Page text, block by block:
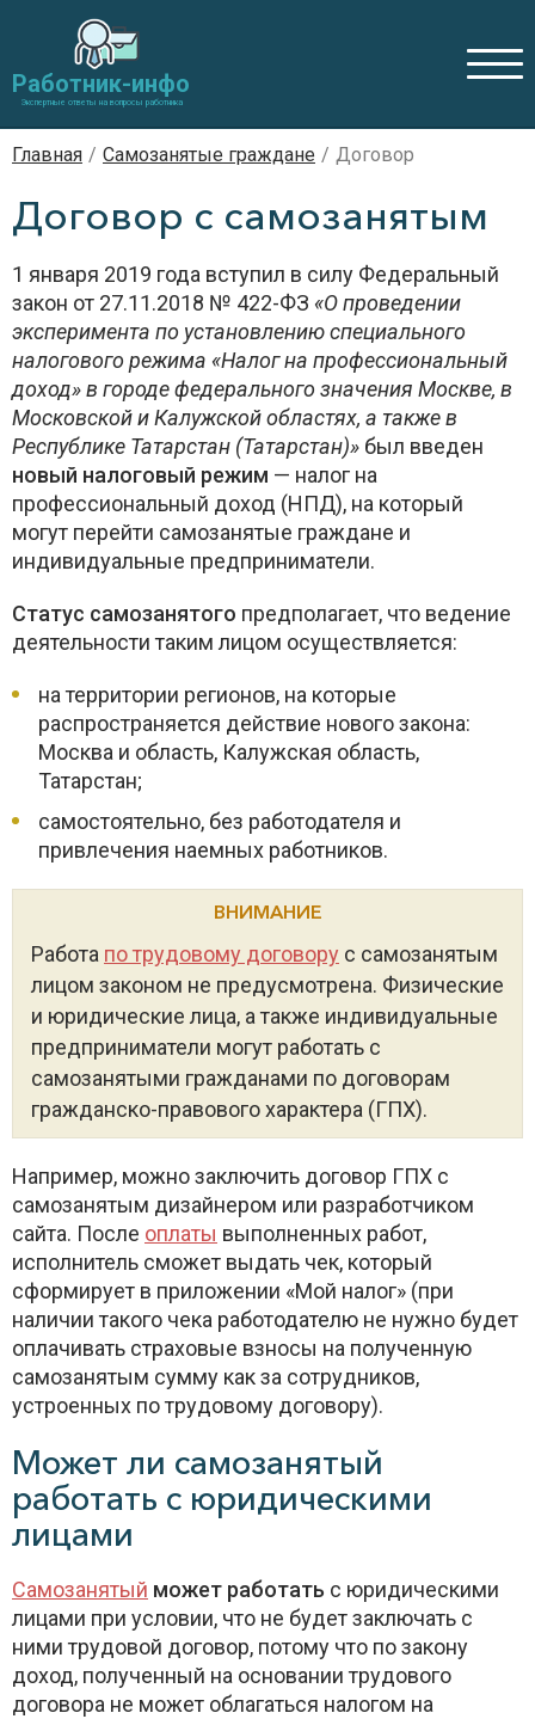
Работник-инфо
Экспертные ответы на вопросы работника
Главная / Самозанятые граждане / Договор
Договор с самозанятым
1 января 2019 года вступил в силу Федеральный
закон от 27.11.2018 № 422-ФЗ «О проведении
эксперимента по установлению специального
налогового режима «Налог на профессиональный
доход» в городе федерального значения Москве, в
Московской и Калужской областях, а также в
Республике Татарстан (Татарстан)» был введен
новый налоговый режим — налог на
профессиональный доход (НПД), на который
могут перейти самозанятые граждане и
индивидуальные предприниматели.
Статус самозанятого предполагает, что ведение
деятельности таким лицом осуществляется:
на территории регионов, на которые
распространяется действие нового закона:
Москва и область, Калужская область,
Татарстан;
самостоятельно, без работодателя и
привлечения наемных работников.
ВНИМАНИЕ
Работа по трудовому договору с самозанятым
лицом законом не предусмотрена. Физические
и юридические лица, а также индивидуальные
предприниматели могут работать с
самозанятыми гражданами по договорам
гражданско-правового характера (ГПХ).
Например, можно заключить договор ГПХ с
самозанятым дизайнером или разработчиком
сайта. После оплаты выполненных работ,
исполнитель сможет выдать чек, который
сформирует в приложении «Мой налог» (при
наличии такого чека работодателю не нужно будет
оплачивать страховые взносы на полученную
самозанятым сумму как за сотрудников,
устроенных по трудовому договору).
Может ли самозанятый
работать с юридическими
лицами
Самозанятый может работать с юридическими
лицами при условии, что не будет заключать с
ними трудовой договор, потому что по закону
доход, полученный на основании трудового
договора не может облагаться налогом на